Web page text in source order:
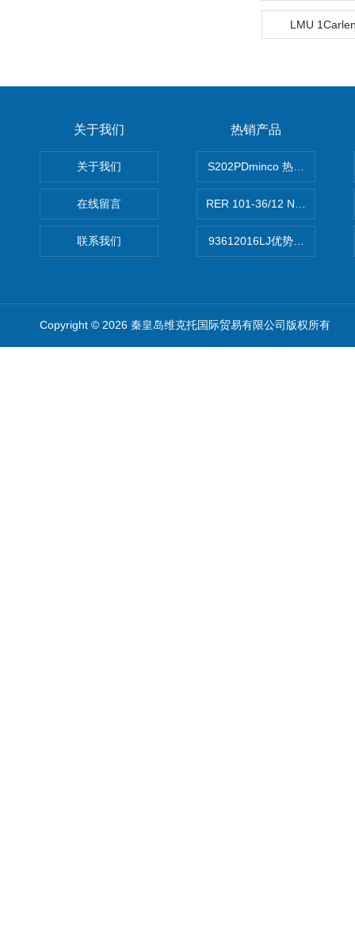
LMU
关于我们
关于我们
在线留言
联系我们
热销产品
S202PDminco 热电阻
RER 101-36/12 NHH离心
93612016LJ优势供应美国
Copyright © 2026 秦皇岛维克托国际贸易有限公司版权所有